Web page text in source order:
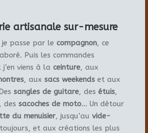
artisanale sur-mesure
je passe par le compagnon, ce
Puis les commandes
j’en viens à la ceinture, aux
, aux sacs weekends et aux
sangles de guitare, des étuis,
, des sacoches de moto… Un détour
du menuisier, jusqu’au vide-
et aux créations les plus